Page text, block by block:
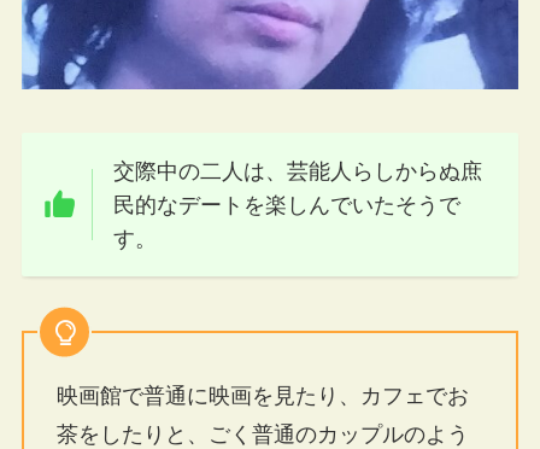
交際中の二人は、芸能人らしからぬ庶
民的なデートを楽しんでいたそうで
す。
映画館で普通に映画を見たり、カフェでお
茶をしたりと、ごく普通のカップルのよう